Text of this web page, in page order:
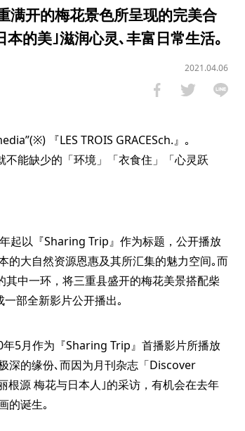
开的梅花景色所呈现的完美合
的美｣滋润心灵､丰富日常生活｡
2021.04.06
『LES TROIS GRACESch.』｡
不能缺少的「环境」「衣食住」「心灵跃
起以『Sharing Trip』作为标题，公开播放
的大自然资源恩惠及其所汇集的魅力空间｡而
中一环，将三重县盛开的梅花美景搭配柴
部全新影片公开播出｡
5月作为『Sharing Trip』首播影片所播放
深的缘份､而因为月刊杂志「Discover
根源 梅花与日本人｣的采访，有机会在去年
的诞生｡